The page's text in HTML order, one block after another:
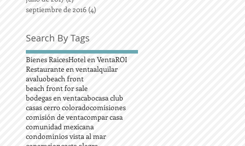
septiembre de 2016 (4)
Search By Tags
Bienes RaicesHotel en VentaROI
Restaurante en ventaalquilar
avaluobeach front
beach front for sale
bodegas en ventacabocasa club
casas cerro coloradocomisiones
comisión de ventacompar casa
comunidad mexicana
condominios vista al mar